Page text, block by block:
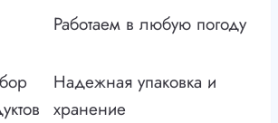
Работаем в любую погоду
Надежная упаковка и
хранение